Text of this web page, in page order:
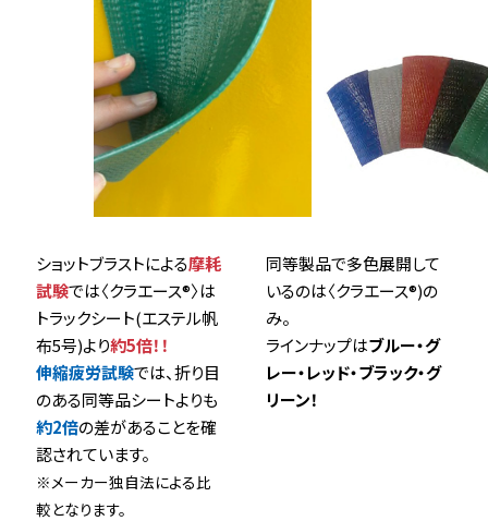
ショットブラストによる摩耗
試験では〈クラエース®〉は
トラックシート(エステル帆
布5号)より約5倍！！
伸縮疲労試験では、折り目
のある同等品シートよりも
約2倍の差があることを確
認されています。
※メーカー独自法による比
較となります。
同等製品で多色展開して
いるのは〈クラエース®)の
み。
ラインナップはブルー・グ
レー・レッド・ブラック・グ
リーン！